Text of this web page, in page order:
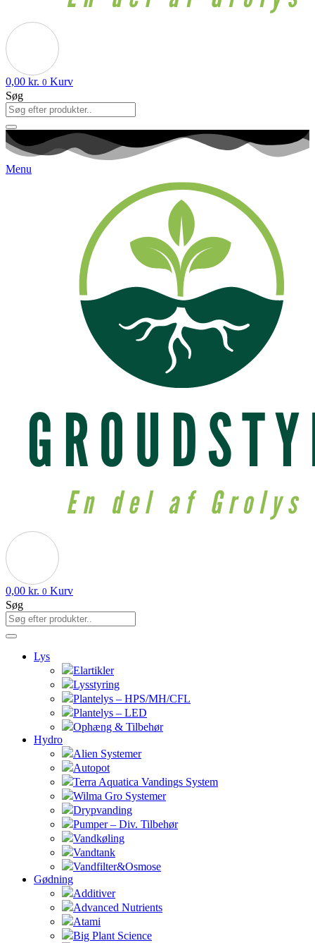
0,00 kr. 0 Kurv
Søg
Menu
0,00 kr. 0 Kurv
Søg
Lys
Elartikler
Lysstyring
Plantelys – HPS/MH/CFL
Plantelys – LED
Ophæng & Tilbehør
Hydro
Alien Systemer
Autopot
Terra Aquatica Vandings System
Wilma Gro Systemer
Drypvanding
Pumper – Div. Tilbehør
Vandkøling
Vandtank
Vandfilter&Osmose
Gødning
Additiver
Advanced Nutrients
Atami
Big Plant Science